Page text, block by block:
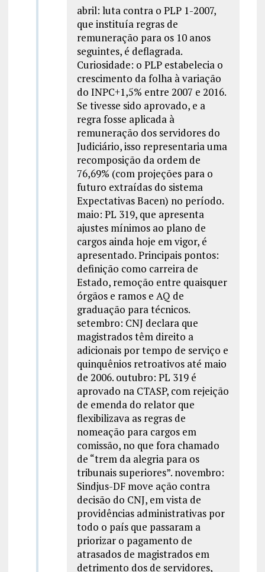
abril: luta contra o PLP 1-2007,
que instituía regras de
remuneração para os 10 anos
seguintes, é deflagrada.
Curiosidade: o PLP estabelecia o
crescimento da folha à variação
do INPC+1,5% entre 2007 e 2016.
Se tivesse sido aprovado, e a
regra fosse aplicada à
remuneração dos servidores do
Judiciário, isso representaria uma
recomposição da ordem de
76,69% (com projeções para o
futuro extraídas do sistema
Expectativas Bacen) no período.
maio: PL 319, que apresenta
ajustes mínimos ao plano de
cargos ainda hoje em vigor, é
apresentado. Principais pontos:
definição como carreira de
Estado, remoção entre quaisquer
órgãos e ramos e AQ de
graduação para técnicos.
setembro: CNJ declara que
magistrados têm direito a
adicionais por tempo de serviço e
quinquênios retroativos até maio
de 2006. outubro: PL 319 é
aprovado na CTASP, com rejeição
de emenda do relator que
flexibilizava as regras de
nomeação para cargos em
comissão, no que fora chamado
de “trem da alegria para os
tribunais superiores”. novembro:
Sindjus-DF move ação contra
decisão do CNJ, em vista de
providências administrativas por
todo o país que passaram a
priorizar o pagamento de
atrasados de magistrados em
detrimento dos de servidores,